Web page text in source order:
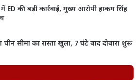
ED की बड़ी कार्रवाई, मुख्य आरोपी हाकम सिंह
सीमा का रास्ता खुला, 7 घंटे बाद दोबारा शुरू